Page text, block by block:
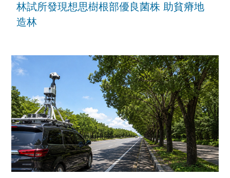
林試所發現想思樹根部優良菌株 助貧瘠地
造林